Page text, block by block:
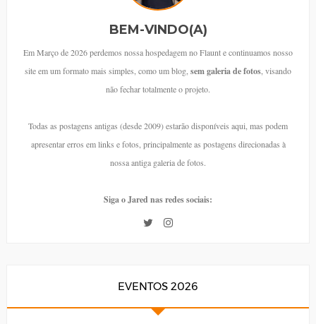
BEM-VINDO(A)
Em Março de 2026 perdemos nossa hospedagem no Flaunt e continuamos nosso
site em um formato mais simples, como um blog, sem galeria de fotos , visando
não fechar totalmente o projeto.
Todas as postagens antigas (desde 2009) estarão disponíveis aqui, mas podem
apresentar erros em links e fotos, principalmente as postagens direcionadas à
nossa antiga galeria de fotos.
Siga o Jared nas redes sociais:
EVENTOS 2026